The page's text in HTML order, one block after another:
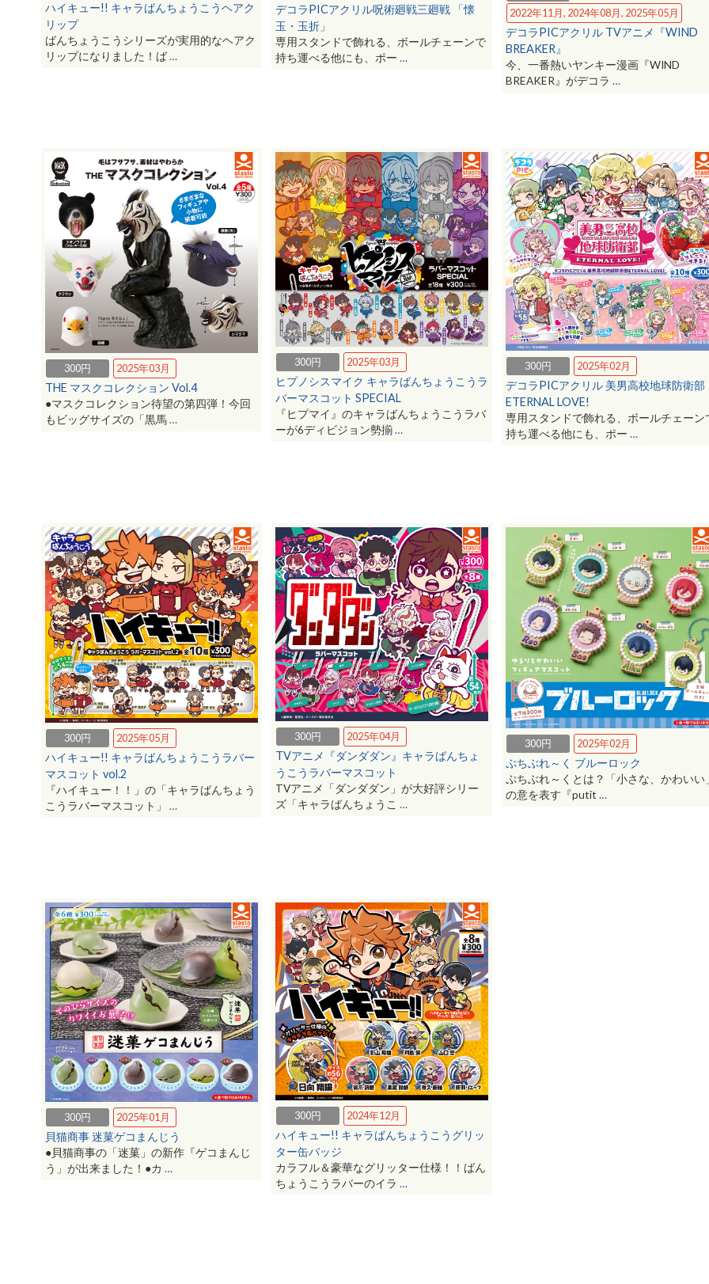
ハイキュー!! キャラばんちょうこうヘアク
リップ
ばんちょうこうシリーズが実用的なヘアク
リップになりました！ば…
デコラPICアクリル呪術廻戦三廻戦 「懐
玉・玉折」
専用スタンドで飾れる、ボールチェーンで
持ち運べる他にも、ポー…
2022年11月, 2024年08月, 2025年05月
デコラPICアクリル TVアニメ『WIND
BREAKER』
今、一番熱いヤンキー漫画『WIND
BREAKER』がデコラ…
300円 2025年03月
THE マスクコレクション Vol.4
●マスクコレクション待望の第四弾！今回
もビッグサイズの「黒馬…
300円 2025年03月
ヒプノシスマイク キャラばんちょうこうラ
バーマスコット SPECIAL
『ヒプマイ』のキャラばんちょうこうラバ
ーが6ディビジョン勢揃…
300円 2025年02月
デコラPICアクリル 美男高校地球防衛部
ETERNAL LOVE!
専用スタンドで飾れる、ボールチェーン
持ち運べる他にも、ポー…
300円 2025年05月
ハイキュー!! キャラばんちょうこうラバー
マスコット vol.2
『ハイキュー！！」の「キャラばんちょう
こうラバーマスコット」 …
300円 2025年04月
TVアニメ『ダンダダン』キャラばんちょ
うこうラバーマスコット
TVアニメ「ダンダダン」が大好評シリー
ズ「キャラばんちょうこ…
300円 2025年02月
ぷちぶれ～く ブルーロック
ぷちぶれ～くとは？「小さな、かわいい
の意を表す『putit…
300円 2025年01月
貝猫商事 迷菓ゲコまんじう
●貝猫商事の「迷菓」の新作『ゲコまんじ
う」が出来ました！●カ …
300円 2024年12月
ハイキュー!! キャラばんちょうこうグリッ
ター缶バッジ
カラフル＆豪華なグリッター仕様！！ばん
ちょうこうラバーのイラ…